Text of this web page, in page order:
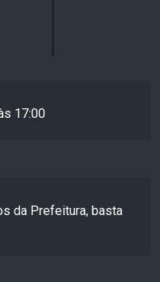
17:00
da Prefeitura, basta